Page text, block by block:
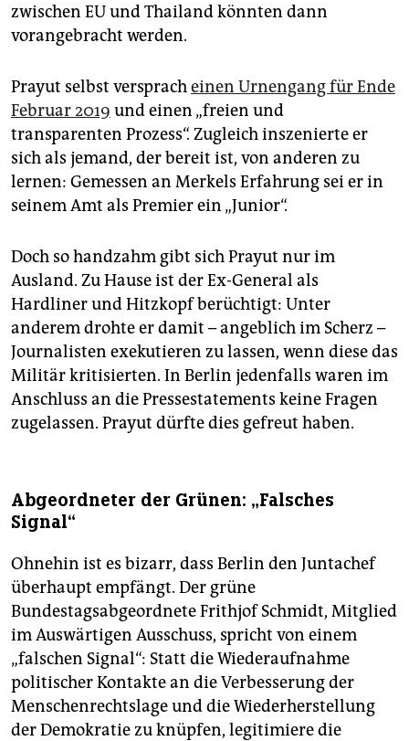
zwischen EU und Thailand könnten dann
vorangebracht werden.
Prayut selbst verspracheinen Urnengang für Ende
Februar 2019 und einen „freien und
transparenten Prozess“. Zugleich inszenierte er
sich als jemand, der bereit ist, von anderen zu
lernen: Gemessen an Merkels Erfahrung sei er in
seinem Amt als Premier ein „Junior“.
Doch so handzahm gibt sich Prayut nur im
Ausland. Zu Hause ist der Ex-General als
Hardliner und Hitzkopf berüchtigt: Unter
anderem drohte er damit – angeblich im Scherz –
Journalisten exekutieren zu lassen, wenn diese das
Militär kritisierten. In Berlin jedenfalls waren im
Anschluss an die Pressestatements keine Fragen
zugelassen. Prayut dürfte dies gefreut haben.
Abgeordneter der Grünen: „Falsches
Signal“
Ohnehin ist es bizarr, dass Berlin den Juntachef
überhaupt empfängt. Der grüne
Bundestagsabgeordnete Frithjof Schmidt, Mitglied
im Auswärtigen Ausschuss, spricht von einem
„falschen Signal“: Statt die Wiederaufnahme
politischer Kontakte an die Verbesserung der
Menschenrechtslage und die Wiederherstellung
der Demokratie zu knüpfen, legitimiere die